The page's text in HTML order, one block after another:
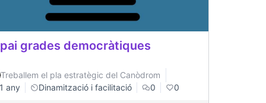
grades democràtiques
Treballem el pla estratègic del Canòdrom
1 any
Dinamització i facilitació 0 0